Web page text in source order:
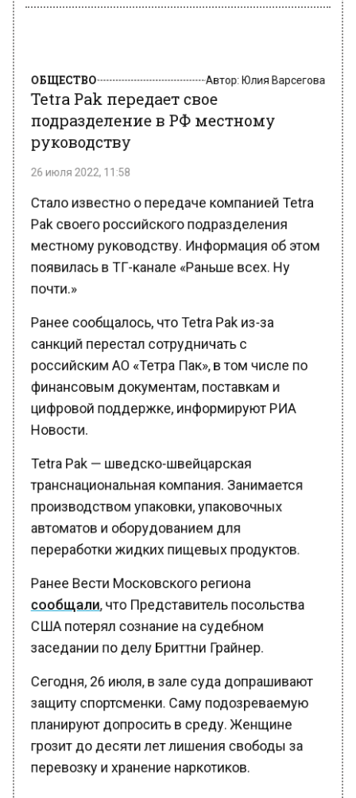
Tetra Pak передает свое
подразделение в РФ местному
руководству
Pak своего российского подразделения
местному руководству. Информация об этом
появилась в ТГ-канале «Раньше всех. Ну
почти.»
санкций перестал сотрудничать с
российским АО «Тетра Пак», в том числе по
финансовым документам, поставкам и
цифровой поддержке, информируют РИА
Новости.
Tetra Pak — шведско-швейцарская
транснациональная компания. Занимается
производством упаковки, упаковочных
автоматов и оборудованием для
переработки жидких пищевых продуктов.
Ранее Вести Московского региона
сообщали, что Представитель посольства
США потерял сознание на судебном
заседании по делу Бриттни Грайнер.
Сегодня, 26 июля, в зале суда допрашивают
защиту спортсменки. Саму подозреваемую
планируют допросить в среду. Женщине
грозит до десяти лет лишения свободы за
перевозку и хранение наркотиков.